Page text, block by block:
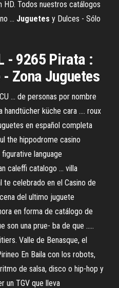
HD. Todos nuestros catálogos
... Juguetes y Dulces - Sólo
- 9265 Pirata :
Zona Juguetes
... de personas por nombre
küche cara .... roux
en español completa
the hippodrome casino
language
caleffi catalogo ... villa
celebrado en el Casino de
del ultimo juguete
en forma de catálogo de
son una prue- ba de que .....
Valle de Benasque, el
En Baila con los robots,
de salsa, disco o hip-hop y
un TGV que lleva